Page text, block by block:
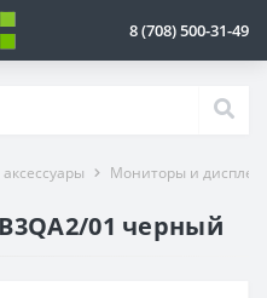
8 (708) 500-31-49
Мониторы и дисплеи
01 черный